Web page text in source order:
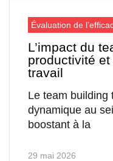
Évaluation de
L’impact du
productivité
travail
Le team building
dynamique au
boostant à la
29 mai 2026